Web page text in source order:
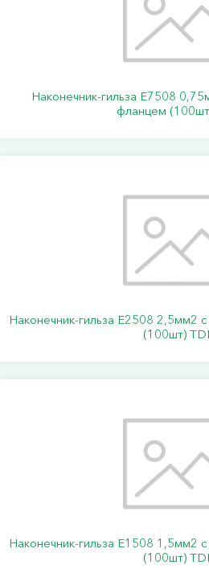
Наконечник-гильза Е7508
фланцем
Наконечник-гильза Е2508 2,5мм2
(100шт)
Наконечник-гильза Е1508 1,5мм2
(100шт)